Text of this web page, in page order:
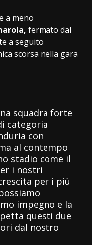
a meno
fermato dal
a seguito
scorsa nella gara
squadra forte
categoria
con
al contempo
stadio come il
i nostri
per i più
impegno e la
questi due
dal nostro